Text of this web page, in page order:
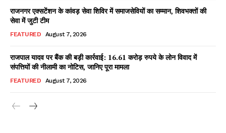
Facebook
X WhatsApp
Share
Read Latest News on AIN
राजनगर एक्सटेंशन के कांवड़ सेवा शिविर में समाजसेवियों का सम्मान, शिवभक्तों की
सेवा में जुटी टीम
FEATURED August 7, 2026
राजपाल यादव पर बैंक की बड़ी कार्रवाई: 16.61 करोड़ रुपये के लोन विवाद में
संपत्तियों की नीलामी का नोटिस, जानिए पूरा मामला
FEATURED August 7, 2026